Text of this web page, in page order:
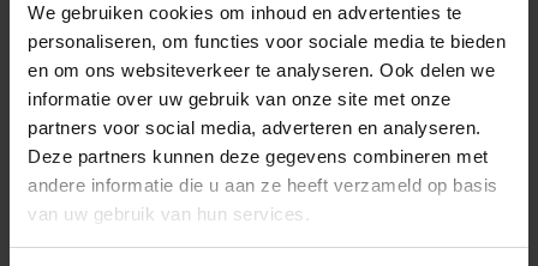
We gebruiken cookies om inhoud en advertenties te
personaliseren, om functies voor sociale media te bieden
en om ons websiteverkeer te analyseren. Ook delen we
informatie over uw gebruik van onze site met onze
partners voor social media, adverteren en analyseren.
Deze partners kunnen deze gegevens combineren met
andere informatie die u aan ze heeft verzameld op basis
van uw gebruik van hun services.